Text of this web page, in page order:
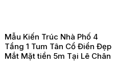
Mẫu Kiến Trúc Nhà Phố 4
Tầng 1 Tum Tân Cổ Điển Đẹp
Mắt Mặt tiền 5m Tại Lê Chân